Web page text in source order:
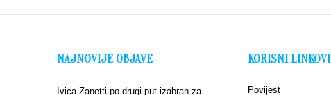
NAJNOVIJE OBJAVE
Ivica Zanetti po drugi put izabran za
KORISNI LINKOVI
Povijest